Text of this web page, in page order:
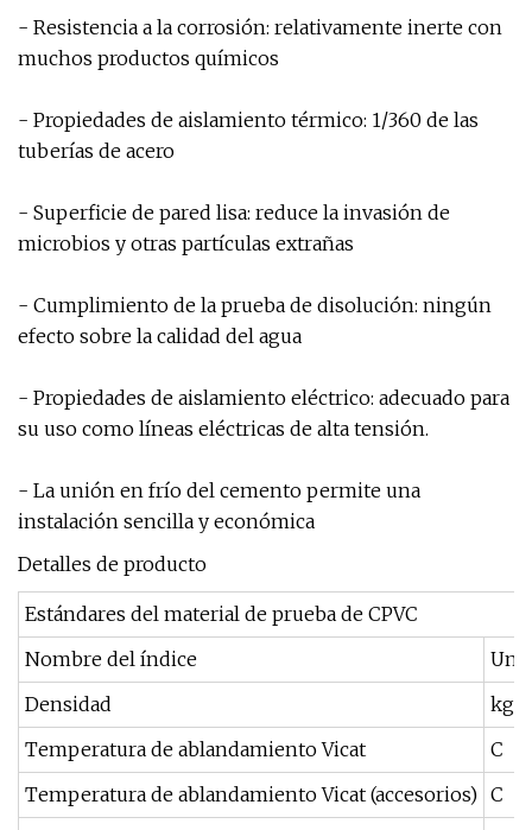
- Resistencia a la corrosión: relativamente inerte con
muchos productos químicos
- Propiedades de aislamiento térmico: 1/360 de las
tuberías de acero
- Superficie de pared lisa: reduce la invasión de
microbios y otras partículas extrañas
- Cumplimiento de la prueba de disolución: ningún
efecto sobre la calidad del agua
- Propiedades de aislamiento eléctrico: adecuado para
su uso como líneas eléctricas de alta tensión.
- La unión en frío del cemento permite una
instalación sencilla y económica
Detalles de producto
Estándares del material de prueba de CPVC
Nombre del índice
Densidad
kg/
Temperatura de ablandamiento Vicat
C
Temperatura de ablandamiento Vicat (accesorios) C